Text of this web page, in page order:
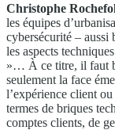
Christophe
les équipes
cybersécurité – aussi
les aspects
»… À ce titre, il faut
seulement la face
l’expérience client
termes de briques
comptes clients, de